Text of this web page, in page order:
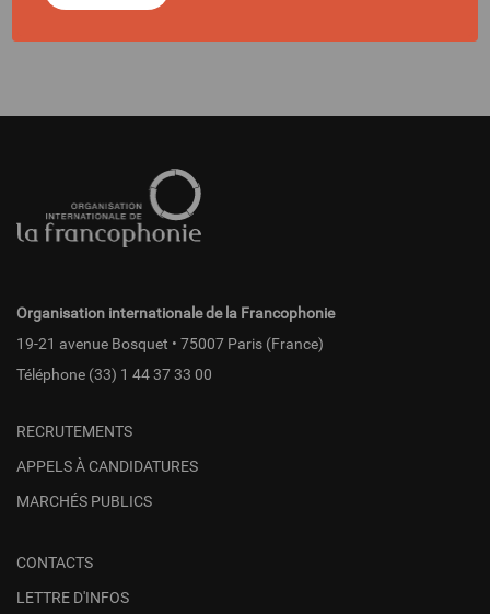
page
Organisation internationale de la Francophonie
19-21 avenue Bosquet • 75007 Paris (France)
Téléphone (33) 1 44 37 33 00
RECRUTEMENTS
APPELS À CANDIDATURES
MARCHÉS PUBLICS
CONTACTS
LETTRE D'INFOS